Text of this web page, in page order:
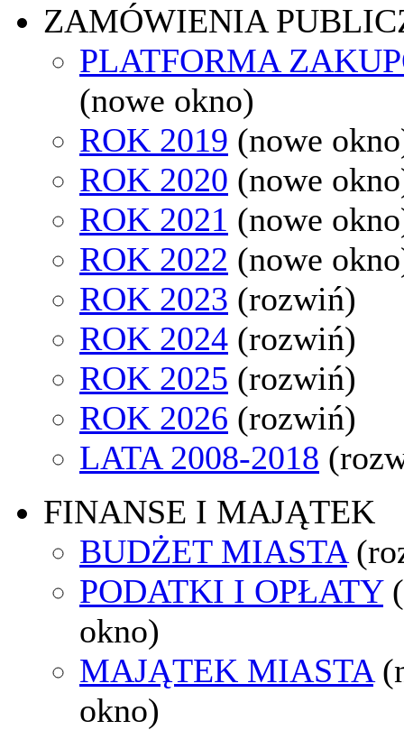
ZAMÓWIENIA
PLATFORMA
(nowe okno)
ROK 2019 (nowe
ROK 2020 (nowe
ROK 2021 (nowe
ROK 2022 (nowe
ROK 2023 (rozwiń)
ROK 2024 (rozwiń)
ROK 2025 (rozwiń)
ROK 2026 (rozwiń)
LATA 2008-2018
FINANSE I MAJĄTEK
BUDŻET MIASTA
PODATKI I OPŁATY
okno)
MAJĄTEK MIASTA
okno)